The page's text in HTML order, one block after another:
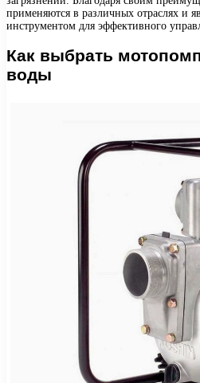
применяются в различных отраслях и
инструментом для эффективного
Как выбрать
воды